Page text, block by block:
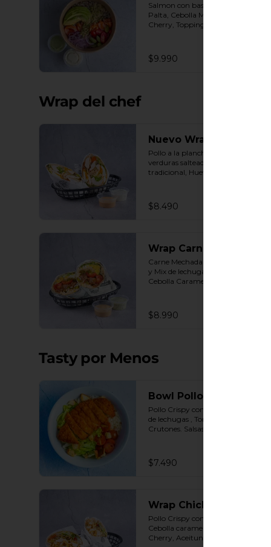
Salmon con base de Quinoa,
Palta, Cebolla Morada, Tomate
Cherry, Topping Mix de semillas.
$9.990
Wrap del chef
Nuevo Wrap Protein
Pollo a la plancha con base de
verduras salteadas y hummus
tradicional, Huevo, Cebolla
Salsas incluidas Cilantro y Tasty
$8.490
Wrap Carne mechada
Carne Mechada con base de Arroz
y Mix de lechugas, Tomate cherry,
Cebolla Caramelizada, Jalapeños
y  Cilantro
$8.990
Tasty por Menos
Bowl Pollo Crispy
Pollo Crispy con base Arroz y Mix
de lechugas , Tomate cherry y
Crutones. Salsas incluidas Cilantro
$7.490
Wrap Chicken Crispy
Pollo Crispy con base de Salad Mix,
Cebolla caramelizada, Tomate
Cherry, Aceitunas, Topping de